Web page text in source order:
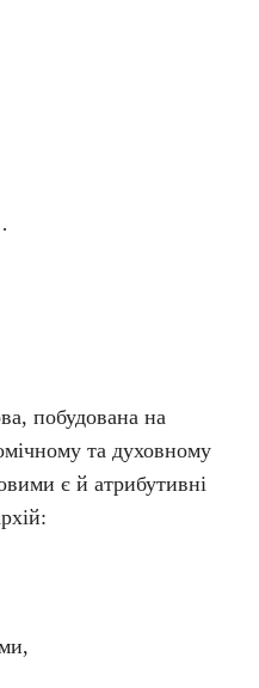
побудована на
та духовному
є й атрибутивні